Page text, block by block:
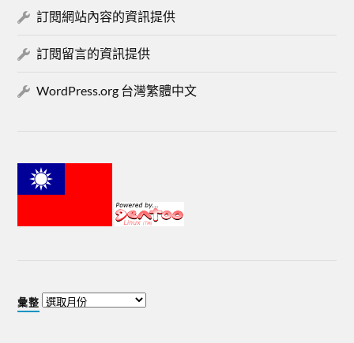
訂閱網站內容的資訊提供
訂閱留言的資訊提供
WordPress.org 台灣繁體中文
彙整